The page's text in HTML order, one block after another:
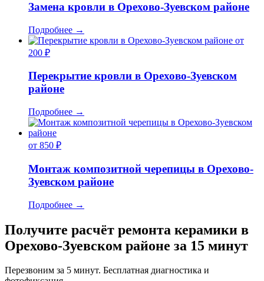
Замена кровли в Орехово-Зуевском районе
Подробнее →
от
200 ₽
Перекрытие кровли в Орехово-Зуевском
районе
Подробнее →
от 850 ₽
Монтаж композитной черепицы в Орехово-
Зуевском районе
Подробнее →
Получите расчёт ремонта керамики в
Орехово-Зуевском районе за 15 минут
Перезвоним за 5 минут. Бесплатная диагностика и